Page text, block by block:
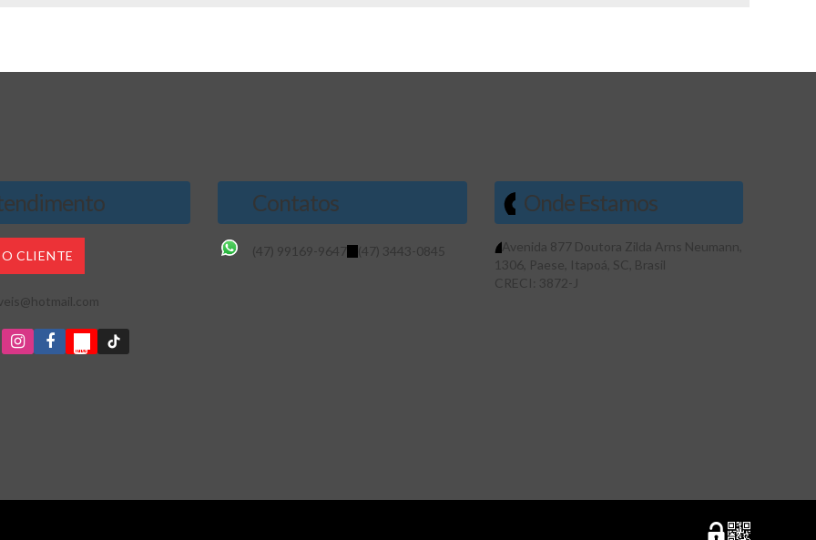
CLIENTE
Contatos
(47) 99169-9647 (47) 3443-0845
Onde Estamos
Avenida 877 Doutora Zilda Arns Neumann
1306, Paese Itapoá SC Brasil
CRECI: 3872-J